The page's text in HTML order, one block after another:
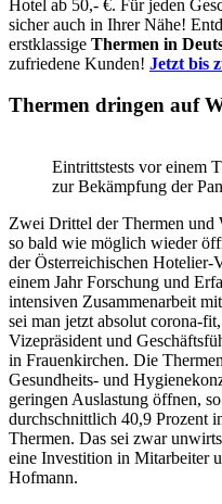
Hotel ab 50,- €. Für jeden
sicher auch in Ihrer Nähe!
erstklassige Thermen in
zufriedene Kunden! Jetzt bis
Thermen dringen auf
Eintrittstests vor einem
zur Bekämpfung der
Zwei Drittel der Thermen und
so bald wie möglich wieder
der Österreichischen
einem Jahr Forschung und
intensiven Zusammenarbeit
sei man jetzt absolut corona-
Vizepräsident und
in Frauenkirchen. Die
Gesundheits- und
geringen Auslastung öffnen,
durchschnittlich 40,9 Prozent
Thermen. Das sei zwar
eine Investition in Mitarbeiter
Hofmann.